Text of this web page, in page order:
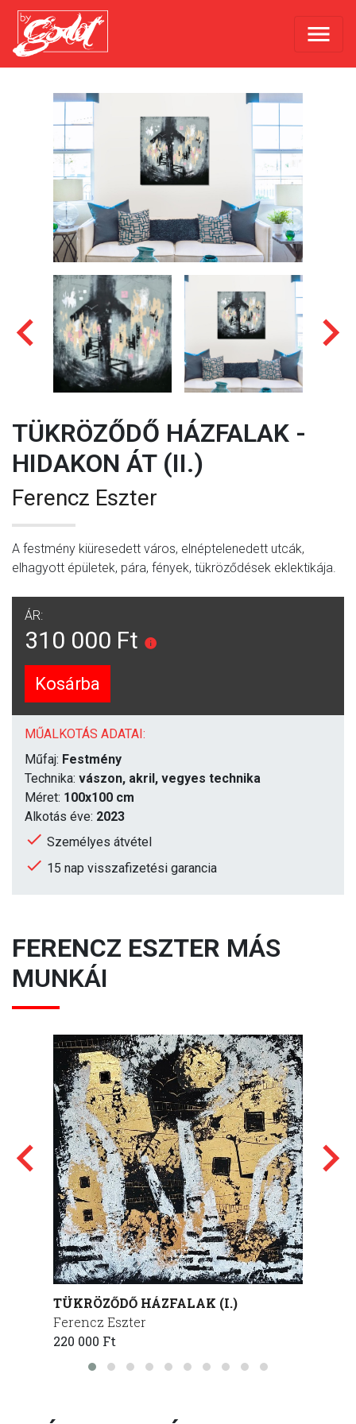
TÜKRÖZŐDŐ HÁZFALAK -
HIDAKON ÁT (II.)
Ferencz Eszter
A festmény kiüresedett város, elnéptelenedett utcák,
elhagyott épületek, pára, fények, tükröződések eklektikája.
ÁR:
310 000 Ft
Kosárba
MŰALKOTÁS ADATAI:
Műfaj: Festmény
Technika: vászon, akril, vegyes technika
Méret: 100x100 cm
Alkotás éve: 2023
Személyes átvétel
15 nap visszafizetési garancia
FERENCZ ESZTER MÁS
MUNKÁI
TÜKRÖZŐDŐ HÁZFALAK (I.)
Ferencz Eszter
220 000 Ft